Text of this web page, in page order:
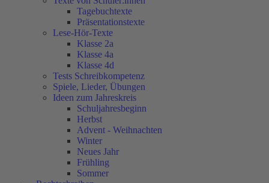
Tagebuchtexte
Präsentationstexte
Lese-Hör-Texte
Klasse 2a
Klasse 4a
Klasse 4d
Tests Schreibkompetenz
Spiele, Lieder, Übungen
Ideen zum Jahreskreis
Schuljahresbeginn
Herbst
Advent - Weihnachten
Winter
Neues Jahr
Frühling
Sommer